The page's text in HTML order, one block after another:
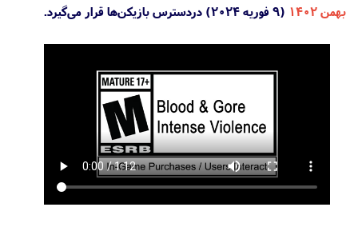
بهمن ۱۴۰۲
(۹ فوریه ۲۰۲۴) دردسترس بازیکن‌ها قرار می‌گیرد.